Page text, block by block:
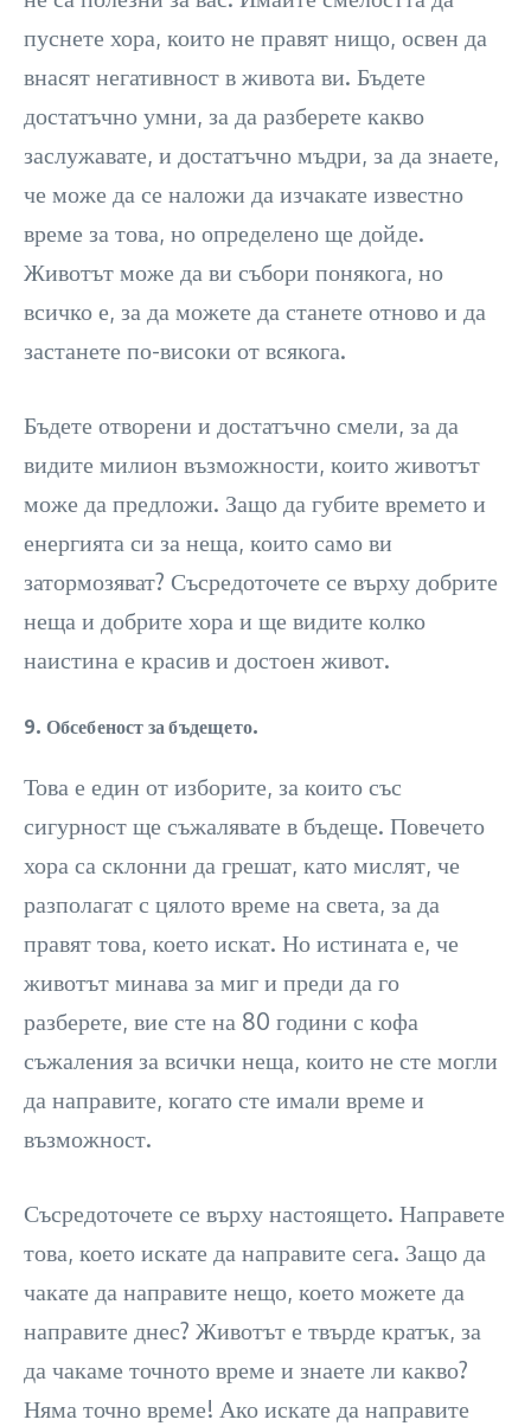
пуснете хора, които не правят нищо, освен да
внасят негативност в живота ви. Бъдете
достатъчно умни, за да разберете какво
заслужавате, и достатъчно мъдри, за да знаете,
че може да се наложи да изчакате известно
време за това, но определено ще дойде.
Животът може да ви събори понякога, но
всичко е, за да можете да станете отново и да
застанете по-високи от всякога.
Бъдете отворени и достатъчно смели, за да
видите милион възможности, които животът
може да предложи. Защо да губите времето и
енергията си за неща, които само ви
затормозяват? Съсредоточете се върху добрите
неща и добрите хора и ще видите колко
наистина е красив и достоен живот.
9. Обсебеност за бъдещето.
Това е един от изборите, за които със
сигурност ще съжалявате в бъдеще. Повечето
хора са склонни да грешат, като мислят, че
разполагат с цялото време на света, за да
правят това, което искат. Но истината е, че
животът минава за миг и преди да го
разберете, вие сте на 80 години с кофа
съжаления за всички неща, които не сте могли
да направите, когато сте имали време и
възможност.
Съсредоточете се върху настоящето. Направете
това, което искате да направите сега. Защо да
чакате да направите нещо, което можете да
направите днес? Животът е твърде кратък, за
да чакаме точното време и знаете ли какво?
Няма точно време! Ако искате да направите